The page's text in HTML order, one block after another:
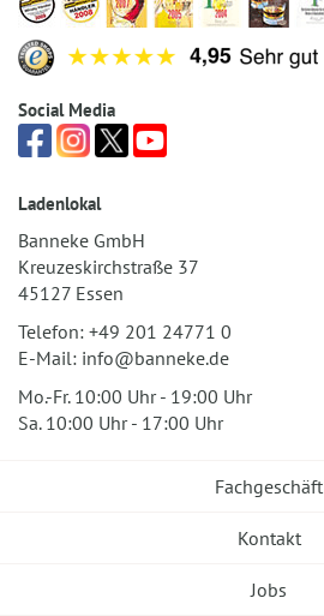
Social Media
Ladenlokal
Banneke GmbH
Kreuzeskirchstraße 37
45127 Essen
Telefon: +49 201 24771 0
E-Mail: info@banneke.de
Mo.-Fr. 10:00 Uhr - 19:00 Uhr
Sa. 10:00 Uhr - 17:00 Uhr
Fachgeschäft
Kontakt
Jobs